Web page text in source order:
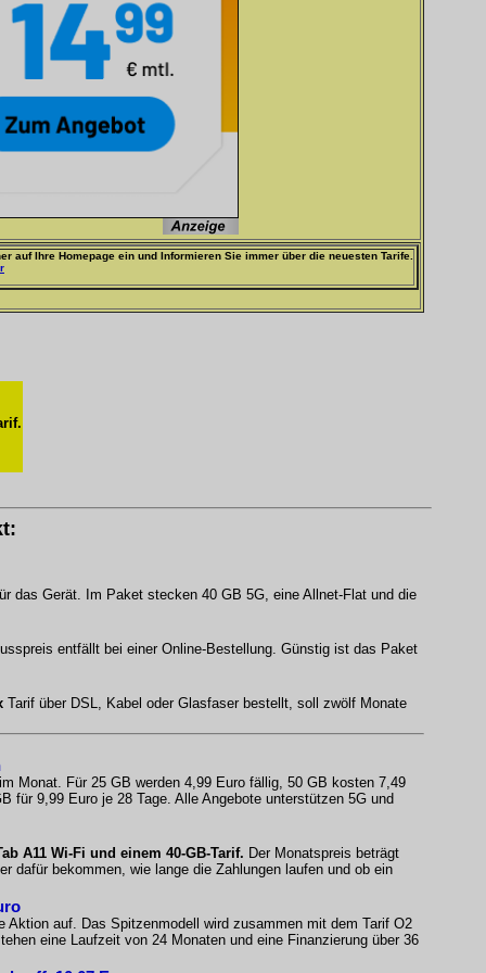
auf Ihre Homepage ein und Informieren Sie immer über die neuesten Tarife.
das Gerät. Im Paket stecken 40 GB 5G, eine Allnet-Flat und die
entfällt bei einer Online-Bestellung. Günstig ist das Paket
Tarif über DSL, Kabel oder Glasfaser bestellt, soll zwölf Monate
Monat. Für 25 GB werden 4,99 Euro fällig, 50 GB kosten 7,49
für 9,99 Euro je 28 Tage. Alle Angebote unterstützen 5G und
A11 Wi-Fi und einem 40-GB-Tarif. Der Monatspreis beträgt
dafür bekommen, wie lange die Zahlungen laufen und ob ein
Aktion auf. Das Spitzenmodell wird zusammen mit dem Tarif O2
eine Laufzeit von 24 Monaten und eine Finanzierung über 36